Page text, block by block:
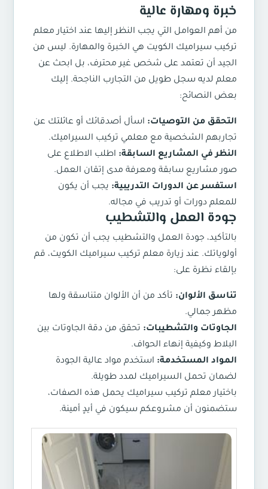
خبرة ومهارة عالية
من أهم العوامل التي يجب النظر إليها عند اختيار معلم
تركيب سيراميك الكويت هي الخبرة والمهارة. ليس من
الجيد أن تعتمد على شخص غير محترف، بل ابحث عن
معلم لديه سجل طويل من التجارب الناجحة. إليك
بعض النصائح:
التحقق من التوصيات: اسأل أصدقائك أو عائلتك عن
تجاربهم الشخصية مع معلمي تركيب السيراميك.
النظر في المشاريع السابقة: اطلب الاطلاع على
صور مشاريع سابقة ومعرفة مدى إتقان العمل.
استفسر عن الدورات التدريبية: يجب أن يكون
للمعلم دورات أو تدريب في مجاله.
جودة العمل والتشطيب
بالتأكيد، جودة العمل والتشطيب يجب أن تكون من
أولوياتك. عند زيارة معلم تركيب سيراميك الكويت، قم
بإلقاء نظرة على:
تناسق الألوان: تأكد من أن الألوان متناسقة ولها
مظهر جمالي.
الجاوتات والتشطيبات: تحقق من دقة الجاوتات بين
البلاط وكيفية إنهاء الحواف.
المواد المستخدمة: استخدم مواد عالية الجودة
لضمان تحمل السيراميك لمدد طويلة.
باختيار معلم تركيب سيراميك يحمل هذه الصفات،
ستضمنون أن مشروعكم سيكون في أيدٍ أمينة.